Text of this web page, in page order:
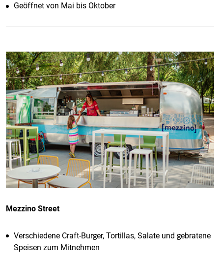
Geöffnet von Mai bis Oktober
Mezzino Street
Verschiedene Craft-Burger, Tortillas, Salate und gebratene
Speisen zum Mitnehmen